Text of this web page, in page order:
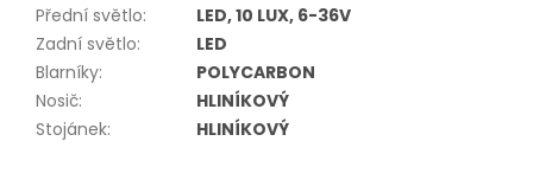
Přední světlo:
LED, 10 LUX, 6-36V
Zadní světlo:
LED
Blarníky:
POLYCARBON
Nosič:
HLINÍKOVÝ
Stojánek: HLINÍKOVÝ